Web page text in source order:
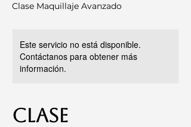
Clase Maquillaje Avanzado
Este servicio no está disponible.
Contáctanos para obtener más
información.
Clase